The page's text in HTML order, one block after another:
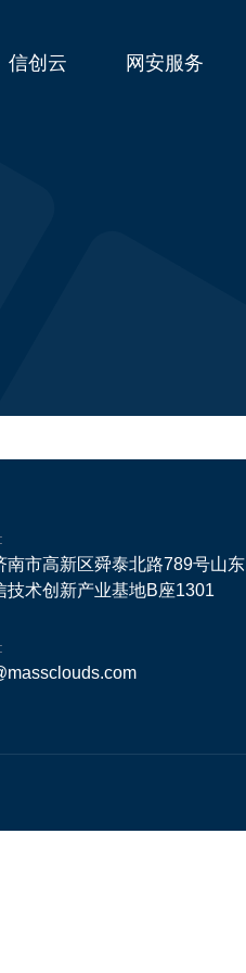
信创云 网安服务
南市高新区舜泰北路789号山东
技术创新产业基地B座1301